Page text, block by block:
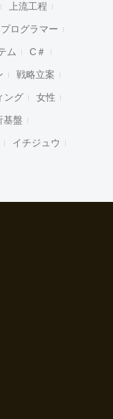
上流工程
プログラマー
ム C＃
戦略立案
ング 女性
基盤
イチジュウ